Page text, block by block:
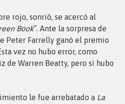
rojo, sonrió, se acercó al
Book”. Ante la sorpresa de
Peter Farrelly ganó el premio
vez no hubo error, como
de Warren Beatty, pero sí hubo
le fue arrebatado a La